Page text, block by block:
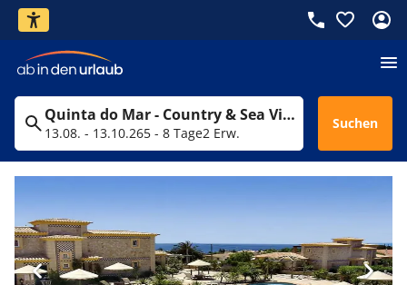
Quinta do Mar - Country & Sea Village
13.08. - 13.10.265 - 8 Tage2 Erw.
Suchen